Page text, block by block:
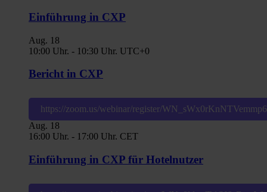
Einführung in CXP
Aug. 18
10:00 Uhr. - 10:30 Uhr. UTC+0
Bericht in CXP
https://zoom.us/webinar/register/
Aug. 18
16:00 Uhr. - 17:00 Uhr. CET
Einführung in CXP für Hotelnutzer